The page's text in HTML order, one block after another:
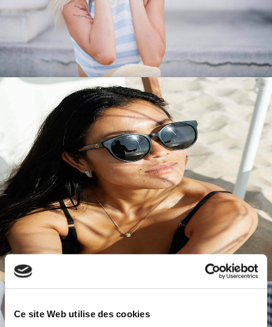
Ce site Web utilise des cookies